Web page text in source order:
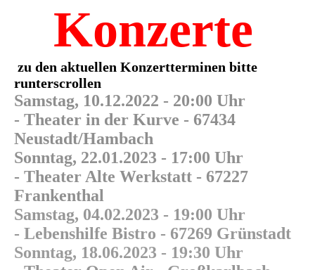
Konzerte
zu den aktuellen Konzertterminen bitte
runterscrollen
Samstag, 10.12.2022 - 20:00 Uhr
- Theater in der Kurve - 67434
Neustadt/Hambach
Sonntag, 22.01.2023 - 17:00 Uhr
- Theater Alte Werkstatt - 67227
Frankenthal
Samstag, 04.02.2023 - 19:00 Uhr
- Lebenshilfe Bistro - 67269 Grünstadt
Sonntag, 18.06.2023 - 19:30 Uhr